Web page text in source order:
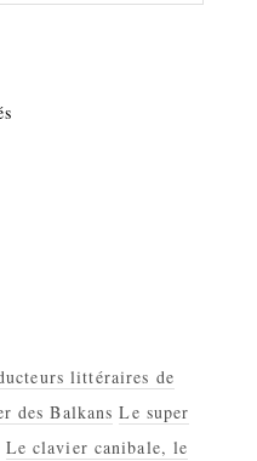
littéraires de
des Balkans Le super
Le clavier canibale, le